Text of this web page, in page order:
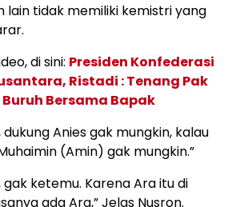
lain tidak memiliki kemistri yang
di sini: Presiden Konfederasi
Ristadi : Tenang Pak
Bersama Bapak
dukung Anies gak mungkin, kalau
(Amin) gak mungkin.”
gak ketemu. Karena Ara itu di
ada Ara,” Jelas Nusron.